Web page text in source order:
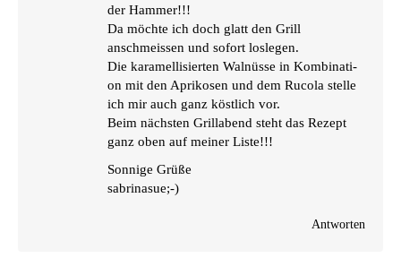
der Hammer!!!
Da möch­te ich doch glatt den Grill
anschmeis­sen und sofort loslegen.
Die kara­mel­li­sier­ten Wal­nüs­se in Kom­bi­na­ti­
on mit den Apri­ko­sen und dem Ruco­la stelle
ich mir auch ganz köst­lich vor.
Beim nächs­ten Grill­abend steht das Rezept
ganz oben auf mei­ner Liste!!!
Son­ni­ge Grüße
sabrinasue;-)
Antworten